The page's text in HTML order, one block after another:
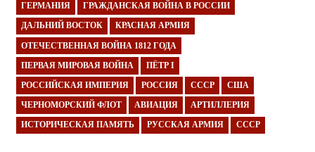
ГЕРМАНИЯ ГРАЖДАНСКАЯ ВОЙНА В РОССИИ
ДАЛЬНИЙ ВОСТОК КРАСНАЯ АРМИЯ
ОТЕЧЕСТВЕННАЯ ВОЙНА 1812 ГОДА
ПЕРВАЯ МИРОВАЯ ВОЙНА ПЁТР I
РОССИЙСКАЯ ИМПЕРИЯ РОССИЯ СССР США
ЧЕРНОМОРСКИЙ ФЛОТ АВИАЦИЯ АРТИЛЛЕРИЯ
ИСТОРИЧЕСКАЯ ПАМЯТЬ РУССКАЯ АРМИЯ СССР